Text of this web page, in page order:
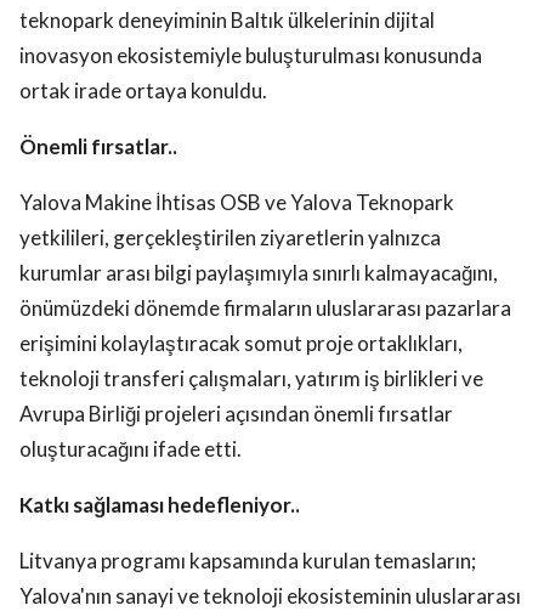
teknopark deneyiminin Baltık ülkelerinin dijital
inovasyon ekosistemiyle buluşturulması konusunda
ortak irade ortaya konuldu.
Önemli fırsatlar..
Yalova Makine İhtisas OSB ve Yalova Teknopark
yetkilileri, gerçekleştirilen ziyaretlerin yalnızca
kurumlar arası bilgi paylaşımıyla sınırlı kalmayacağını,
önümüzdeki dönemde firmaların uluslararası pazarlara
erişimini kolaylaştıracak somut proje ortaklıkları,
teknoloji transferi çalışmaları, yatırım iş birlikleri ve
Avrupa Birliği projeleri açısından önemli fırsatlar
oluşturacağını ifade etti.
Katkı sağlaması hedefleniyor..
Litvanya programı kapsamında kurulan temasların;
Yalova'nın sanayi ve teknoloji ekosisteminin uluslararası